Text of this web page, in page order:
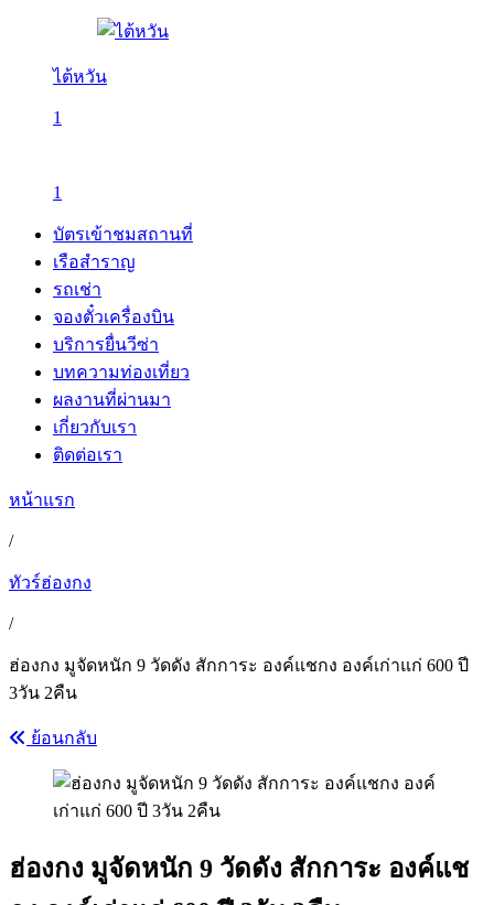
ไต้หวัน
1
1
บัตรเข้าชมสถานที่
เรือสำราญ
รถเช่า
จองตั๋วเครื่องบิน
บริการยื่นวีซ่า
บทความท่องเที่ยว
ผลงานที่ผ่านมา
เกี่ยวกับเรา
ติดต่อเรา
หน้าแรก
/
ทัวร์ฮ่องกง
/
ฮ่องกง มูจัดหนัก 9 วัดดัง สักการะ องค์แชกง องค์เก่าแก่ 600 ปี
3วัน 2คืน
ย้อนกลับ
ฮ่องกง มูจัดหนัก 9 วัดดัง สักการะ องค์แช